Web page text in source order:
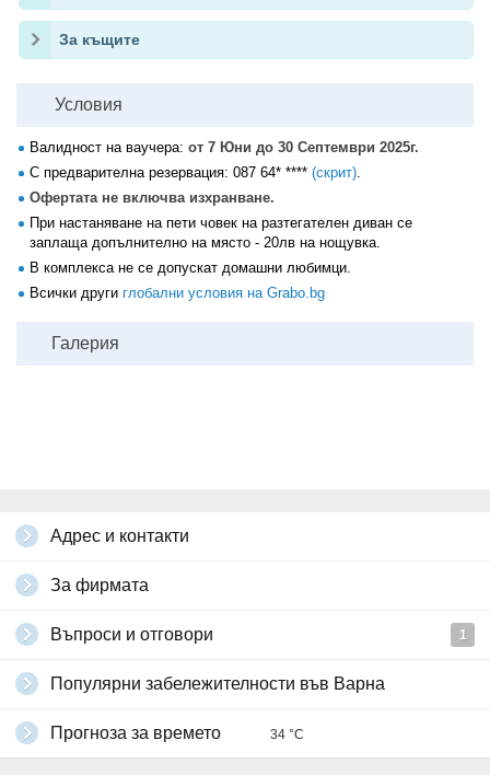
За къщите
Условия
Валидност на ваучера: от 7 Юни до 30 Септември 2025г.
С предварителна резервация: 087 64* **** (скрит).
Офертата не включва изхранване.
При настаняване на пети човек на разтегателен диван се
заплаща допълнително на място - 20лв на нощувка.
В комплекса не се допускат домашни любимци.
Всички други глобални условия на Grabo.bg
Галерия
Адрес и контакти
За фирмата
Въпроси и отговори 1
Популярни забележителности във Варна
Прогноза за времето 34 °C